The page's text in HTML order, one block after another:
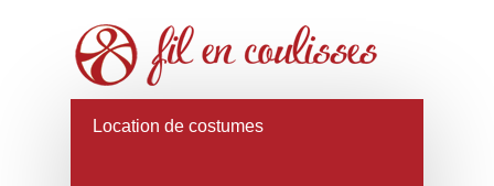
Location de costumes